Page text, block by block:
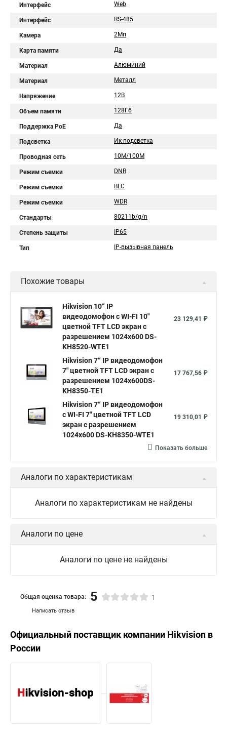
Интерфейс Web
Интерфейс RS-485
Камера 2Мп
Карта памяти Да
Материал Алюминий
Материал Металл
Напряжение 12В
Объем памяти 128Гб
Поддержка PoE Да
Подсветка Ик-подсветка
Проводная сеть 10M/100M
Режим съемки DNR
Режим съемки BLC
Режим съемки WDR
Стандарты 80211b/g/n
Степень защиты IP65
Тип IP-вызывная панель
Похожие товары
Hikvision 10“ IP
видеодомофон с WI-FI 10"
цветной TFT LCD экран с
разрешением 1024х600 DS-
KH8520-WTE1
23 129,41 ₽
Hikvision 7“ IP видеодомофон
7" цветной TFT LCD экран с
разрешением 1024х600DS-
KH8350-TE1
17 767,56 ₽
Hikvision 7“ IP видеодомофон
с WI-FI 7" цветной TFT LCD
экран с разрешением
1024х600 DS-KH8350-WTE1
19 310,01 ₽
Показать больше
Аналоги по характеристикам
Аналоги по характеристикам не найдены
Аналоги по цене
Аналоги по цене не найдены
Написать отзыв
Общая оценка товара: 5 1
Официальный поставщик компании Hikvision в
России